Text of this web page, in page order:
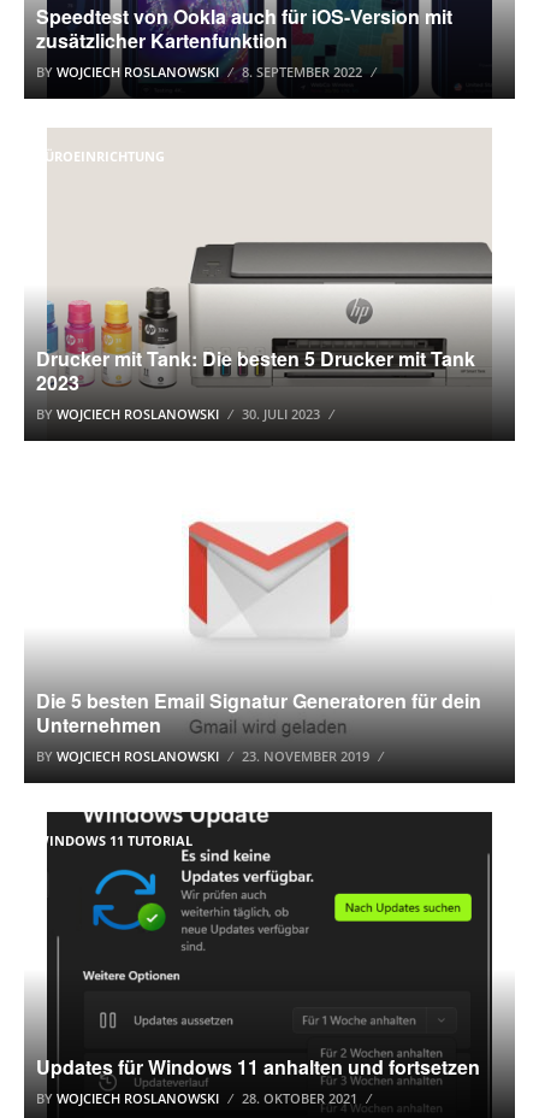
Speedtest von Ookla auch für iOS-Version mit
zusätzlicher Kartenfunktion
BY WOJCIECH ROSLANOWSKI 8. SEPTEMBER 2022
BÜROEINRICHTUNG
Drucker mit Tank: Die besten 5 Drucker mit Tank
2023
BY WOJCIECH ROSLANOWSKI 30. JULI 2023
Die 5 besten Email Signatur Generatoren für dein
Unternehmen
BY WOJCIECH ROSLANOWSKI 23. NOVEMBER 2019
WINDOWS 11 TUTORIAL
Updates für Windows 11 anhalten und fortsetzen
BY WOJCIECH ROSLANOWSKI 28. OKTOBER 2021